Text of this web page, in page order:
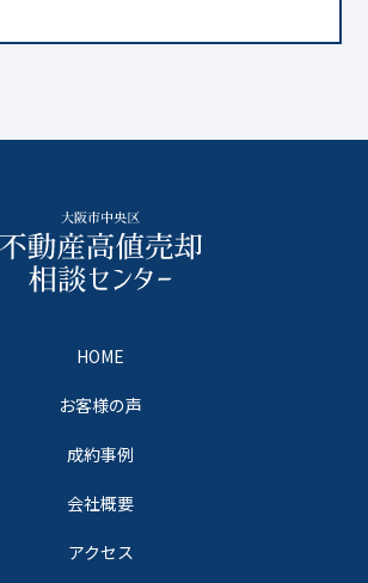
HOME
お客様の声
成約事例
会社概要
アクセス